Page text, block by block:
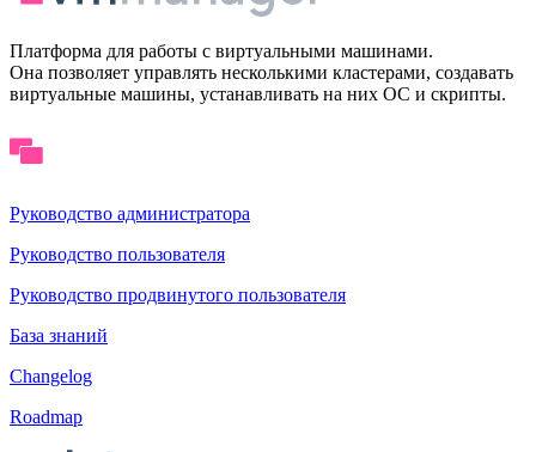
Платформа для работы с виртуальными машинами.
Она позволяет управлять несколькими кластерами, создавать
виртуальные машины, устанавливать на них ОС и скрипты.
Руководство администратора
Руководство пользователя
Руководство продвинутого пользователя
База знаний
Changelog
Roadmap